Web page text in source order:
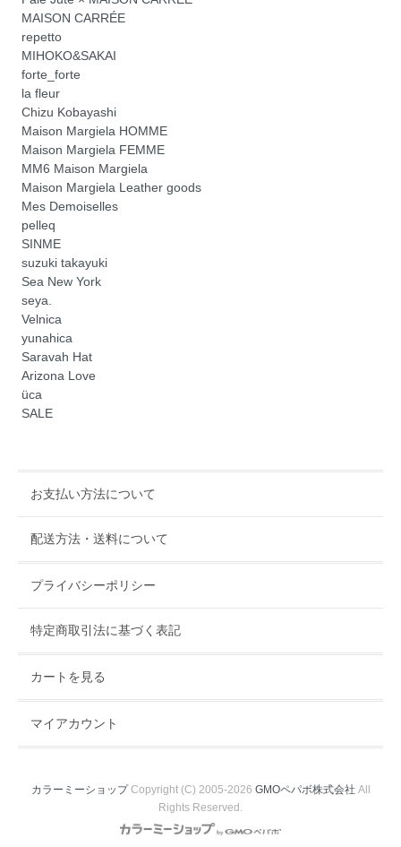
MAISON CARRÉE
repetto
MIHOKO&SAKAI
forte_forte
la fleur
Chizu Kobayashi
Maison Margiela HOMME
Maison Margiela FEMME
MM6 Maison Margiela
Maison Margiela Leather goods
Mes Demoiselles
pelleq
SINME
suzuki takayuki
Sea New York
seya.
Velnica
yunahica
Saravah Hat
Arizona Love
üca
SALE
お支払い方法について
配送方法・送料について
プライバシーポリシー
特定商取引法に基づく表記
カートを見る
マイアカウント
カラーミーショップCopyright (C) 2005-2026 GMOペパボ株式会社 All
Rights Reserved.